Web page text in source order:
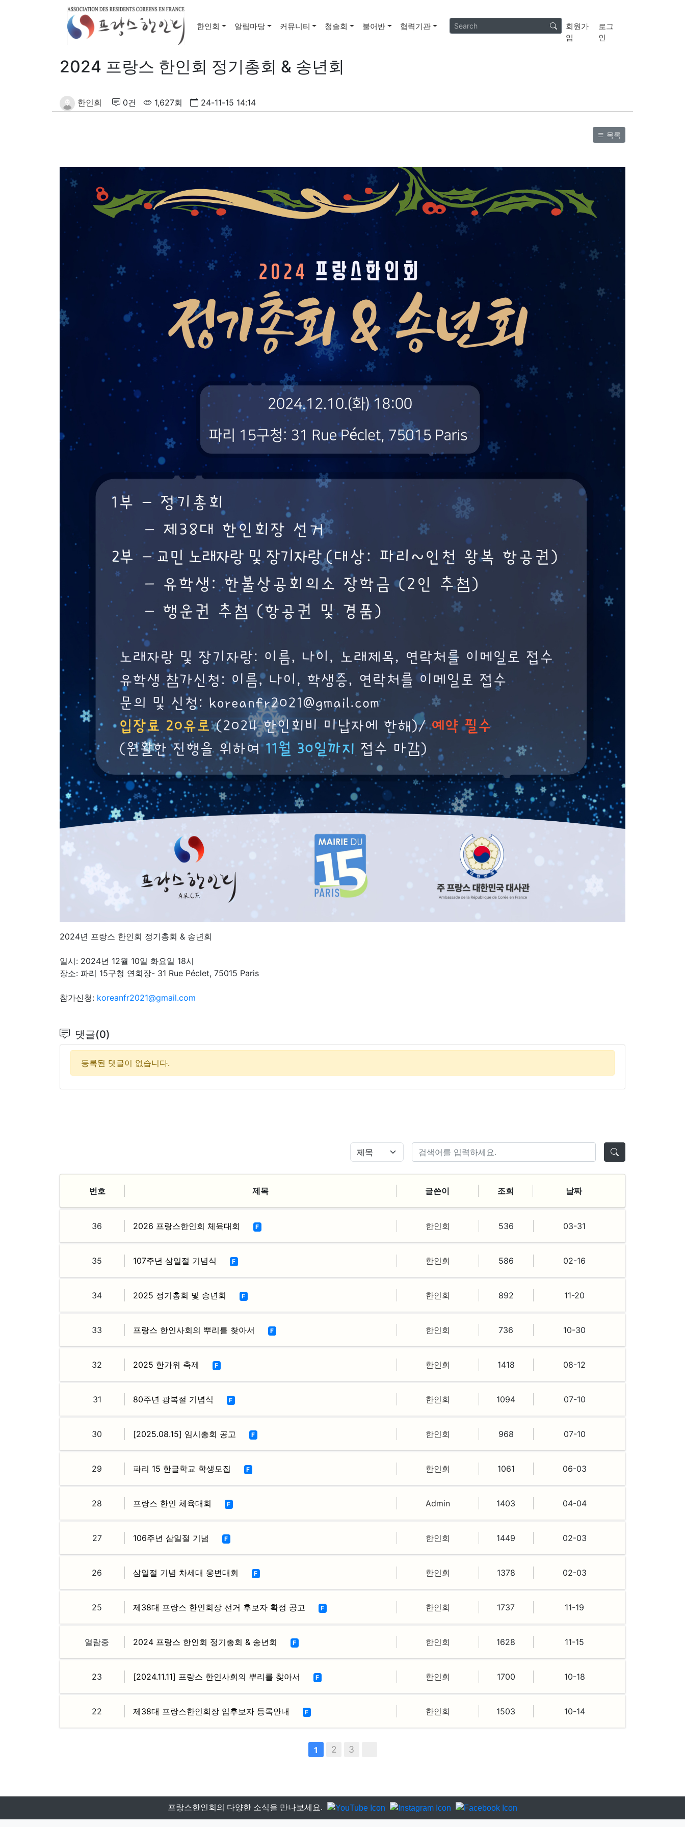
한인회 알림마당 커뮤니티 청솔회 불어반 협력기관
회원가
입
로그
인
2024 프랑스 한인회 정기총회 & 송년회
한인회 0건 1,627회 24-11-15 14:14
목록
2024년 프랑스 한인회 정기총회 & 송년회
일시: 2024년 12월 10일 화요일 18시
장소: 파리 15구청 연회장- 31 Rue Péclet, 75015 Paris
참가신청: koreanfr2021@gmail.com
댓글(0)
등록된 댓글이 없습니다.
번호 제목 글쓴이 조회 날짜
36 2026 프랑스한인회 체육대회 F 한인회 536 03-31
35 107주년 삼일절 기념식 F 한인회 586 02-16
34 2025 정기총회 및 송년회 F 한인회 892 11-20
33 프랑스 한인사회의 뿌리를 찾아서 F 한인회 736 10-30
32 2025 한가위 축제 F 한인회 1418 08-12
31 80주년 광복절 기념식 F 한인회 1094 07-10
30 [2025.08.15] 임시총회 공고 F 한인회 968 07-10
29 파리 15 한글학교 학생모집 F 한인회 1061 06-03
28 프랑스 한인 체육대회 F Admin 1403 04-04
27 106주년 삼일절 기념 F 한인회 1449 02-03
26 삼일절 기념 차세대 웅변대회 F 한인회 1378 02-03
25 제38대 프랑스 한인회장 선거 후보자 확정 공고 F 한인회 1737 11-19
열람중 2024 프랑스 한인회 정기총회 & 송년회 F 한인회 1628 11-15
23 [2024.11.11] 프랑스 한인사회의 뿌리를 찾아서 F 한인회 1700 10-18
22 제38대 프랑스한인회장 입후보자 등록안내 F 한인회 1503 10-14
1 2 3
프랑스한인회의 다양한 소식을 만나보세요.